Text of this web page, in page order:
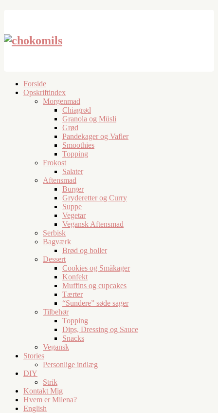
Forside
Opskriftindex
Morgenmad
Chiagrød
Granola og Müsli
Grød
Pandekager og Vafler
Smoothies
Topping
Frokost
Salater
Aftensmad
Burger
Gryderetter og Curry
Suppe
Vegetar
Vegansk Aftensmad
Serbisk
Bagværk
Brød og boller
Dessert
Cookies og Småkager
Konfekt
Muffins og cupcakes
Tærter
“Sundere” søde sager
Tilbehør
Topping
Dips, Dressing og Sauce
Snacks
Vegansk
Stories
Personlige indlæg
DIY
Strik
Kontakt Mig
Hvem er Milena?
English